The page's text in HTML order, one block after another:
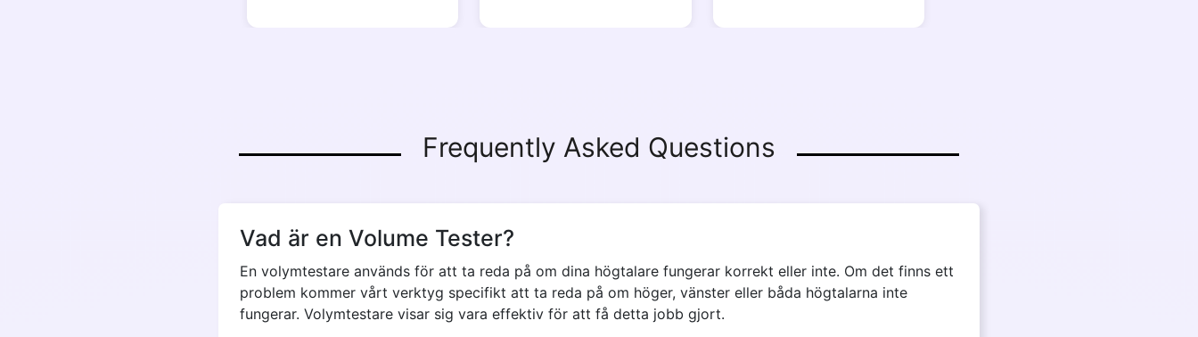
Frequently Asked Questions
Vad är en Volume Tester?
En volymtestare används för att ta reda på om dina högtalare fungerar korrekt eller inte. Om det finns ett
problem kommer vårt verktyg specifikt att ta reda på om höger, vänster eller båda högtalarna inte
fungerar. Volymtestare visar sig vara effektiv för att få detta jobb gjort.